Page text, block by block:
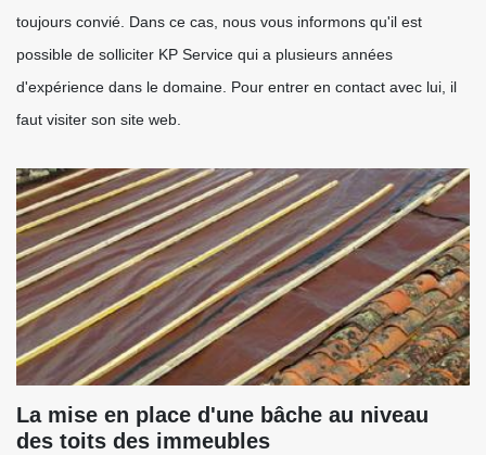
toujours convié. Dans ce cas, nous vous informons qu'il est
possible de solliciter KP Service qui a plusieurs années
d'expérience dans le domaine. Pour entrer en contact avec lui, il
faut visiter son site web.
La mise en place d'une bâche au niveau
des toits des immeubles